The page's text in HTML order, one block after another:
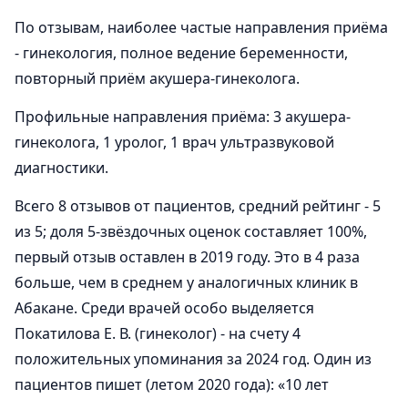
По отзывам, наиболее частые направления приёма
- гинекология, полное ведение беременности,
повторный приём акушера-гинеколога.
Профильные направления приёма: 3 акушера-
гинеколога, 1 уролог, 1 врач ультразвуковой
диагностики.
Всего 8 отзывов от пациентов, средний рейтинг - 5
из 5; доля 5-звёздочных оценок составляет 100%,
первый отзыв оставлен в 2019 году. Это в 4 раза
больше, чем в среднем у аналогичных клиник в
Абакане. Среди врачей особо выделяется
Покатилова Е. В. (гинеколог) - на счету 4
положительных упоминания за 2024 год. Один из
пациентов пишет (летом 2020 года): «10 лет